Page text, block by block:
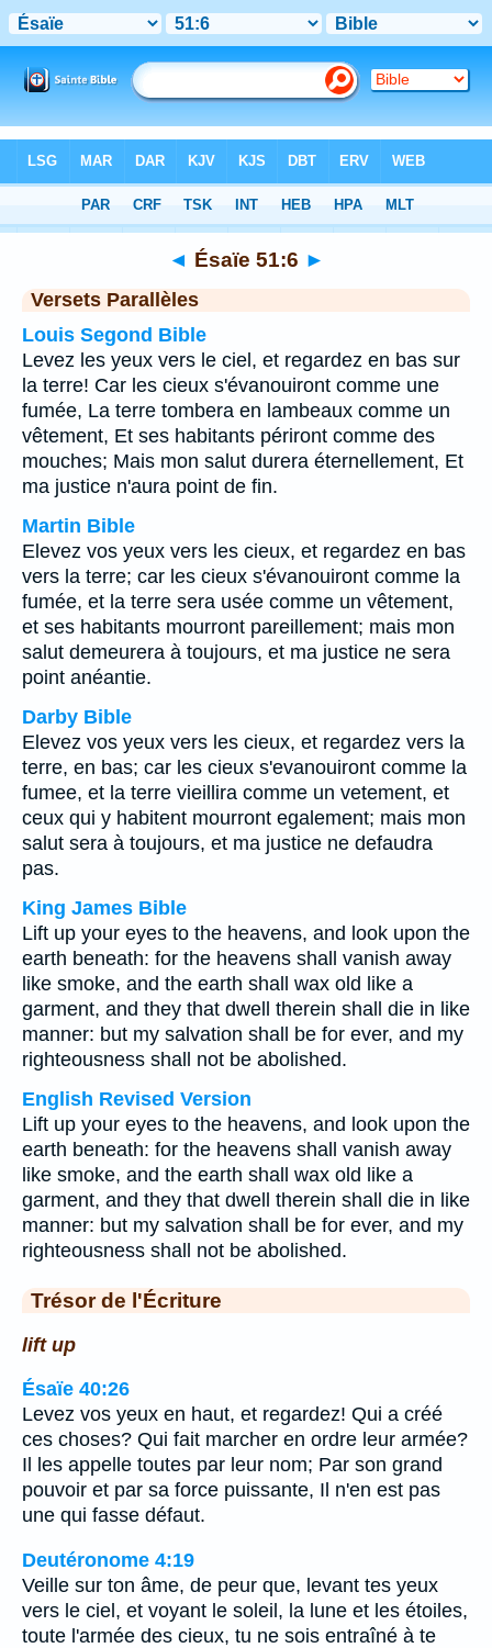
Chapitre 51> Verset 6
◄ Ésaïe 51:6 ►
Versets Parallèles
Louis Segond Bible
Levez les yeux vers le ciel, et regardez en bas sur
la terre! Car les cieux s'évanouiront comme une
fumée, La terre tombera en lambeaux comme un
vêtement, Et ses habitants périront comme des
mouches; Mais mon salut durera éternellement, Et
ma justice n'aura point de fin.
Martin Bible
Elevez vos yeux vers les cieux, et regardez en bas
vers la terre; car les cieux s'évanouiront comme la
fumée, et la terre sera usée comme un vêtement,
et ses habitants mourront pareillement; mais mon
salut demeurera à toujours, et ma justice ne sera
point anéantie.
Darby Bible
Elevez vos yeux vers les cieux, et regardez vers la
terre, en bas; car les cieux s'evanouiront comme la
fumee, et la terre vieillira comme un vetement, et
ceux qui y habitent mourront egalement; mais mon
salut sera à toujours, et ma justice ne defaudra
pas.
King James Bible
Lift up your eyes to the heavens, and look upon the
earth beneath: for the heavens shall vanish away
like smoke, and the earth shall wax old like a
garment, and they that dwell therein shall die in like
manner: but my salvation shall be for ever, and my
righteousness shall not be abolished.
English Revised Version
Lift up your eyes to the heavens, and look upon the
earth beneath: for the heavens shall vanish away
like smoke, and the earth shall wax old like a
garment, and they that dwell therein shall die in like
manner: but my salvation shall be for ever, and my
righteousness shall not be abolished.
Trésor de l'Écriture
lift up
Ésaïe 40:26
Levez vos yeux en haut, et regardez! Qui a créé
ces choses? Qui fait marcher en ordre leur armée?
Il les appelle toutes par leur nom; Par son grand
pouvoir et par sa force puissante, Il n'en est pas
une qui fasse défaut.
Deutéronome 4:19
Veille sur ton âme, de peur que, levant tes yeux
vers le ciel, et voyant le soleil, la lune et les étoiles,
toute l'armée des cieux, tu ne sois entraîné à te